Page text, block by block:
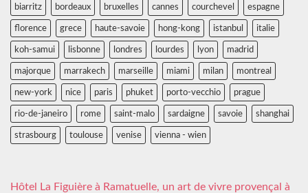
biarritz bordeaux bruxelles cannes courchevel espagne
florence grece haute-savoie hong-kong istanbul italie
koh-samui lisbonne londres lourdes lyon madrid
majorque marrakech marseille miami milan montreal
new-york nice paris phuket porto-vecchio prague
rio-de-janeiro rome saint-malo sardaigne savoie shanghai
strasbourg toulouse venise vienna - wien
Hôtel La Figuière à Ramatuelle, un art de vivre provençal à